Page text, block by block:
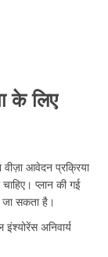
के लिए
आवेदन प्रक्रिया
प्लान की गई
सकता है।
अनिवार्य